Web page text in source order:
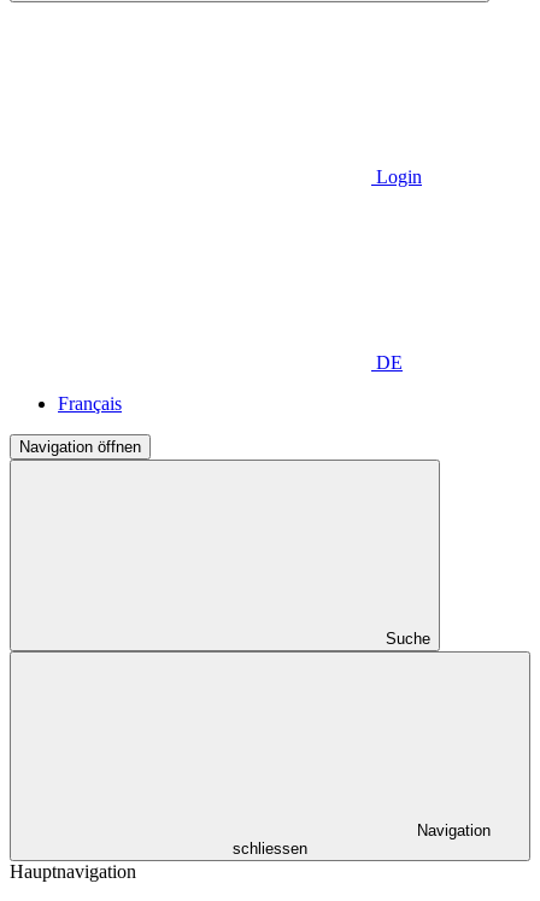
Login
DE
Français
Navigation öffnen
Suche
Navigation
schliessen
Hauptnavigation